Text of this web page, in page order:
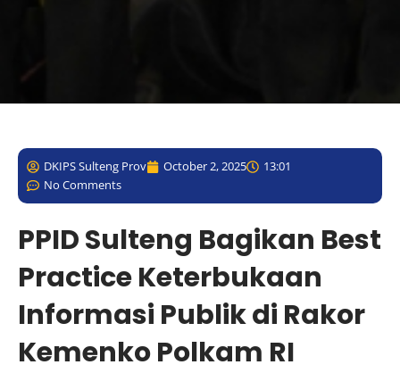
DKIPS Sulteng Prov October 2, 2025
13:01
No Comments
PPID Sulteng Bagikan Best
Practice Keterbukaan
Informasi Publik di Rakor
Kemenko Polkam RI